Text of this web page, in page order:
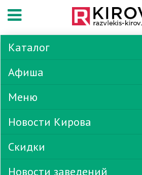
Каталог
Афиша
Меню
Новости Кирова
Скидки
Новости заведений